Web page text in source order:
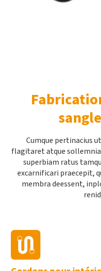
Cumque pertinacius
flagitaret atque
superbiam ratus
excarnificari praecepit,
membra deessent,